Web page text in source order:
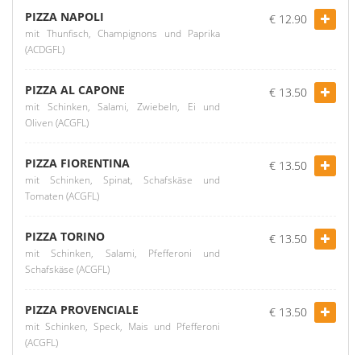
PIZZA NAPOLI
mit Thunfisch, Champignons und Paprika
(ACDGFL)
€ 12.90
PIZZA AL CAPONE
mit Schinken, Salami, Zwiebeln, Ei und
Oliven (ACGFL)
€ 13.50
PIZZA FIORENTINA
mit Schinken, Spinat, Schafskäse und
Tomaten (ACGFL)
€ 13.50
PIZZA TORINO
mit Schinken, Salami, Pfefferoni und
Schafskäse (ACGFL)
€ 13.50
PIZZA PROVENCIALE
mit Schinken, Speck, Mais und Pfefferoni
(ACGFL)
€ 13.50